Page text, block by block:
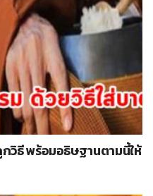
วิธี พร้อมอธิษฐานตามนี้ให้